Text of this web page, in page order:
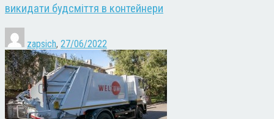
викидати будсміття в контейнери
zapsich, 27/06/2022